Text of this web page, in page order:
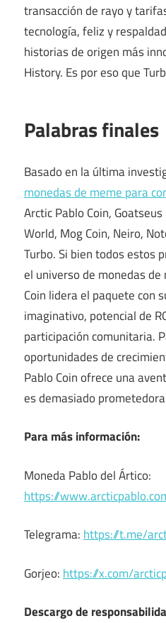
transacción de rayo y
tecnología, feliz y
historias de origen más
History. Es por eso que
Palabras finales
Basado en la última
monedas de meme para
Arctic Pablo Coin,
World, Mog Coin, Neiro,
Turbo. Si bien todos estos
el universo de monedas de
Coin lidera el paquete con
imaginativo, potencial de
participación comunitaria.
oportunidades de
Pablo Coin ofrece una
es demasiado
Para más información:
Moneda Pablo del Ártico:
https://
Telegrama: https://t.me/
Gorjeo: https://x.com/
Descargo de